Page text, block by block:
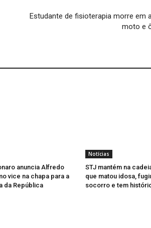
Estudante de fisioterapia morre em
moto e
anuncia Alfredo
vice na chapa para a
da República
Notícias
STJ mantém na
que matou idosa,
socorro e tem